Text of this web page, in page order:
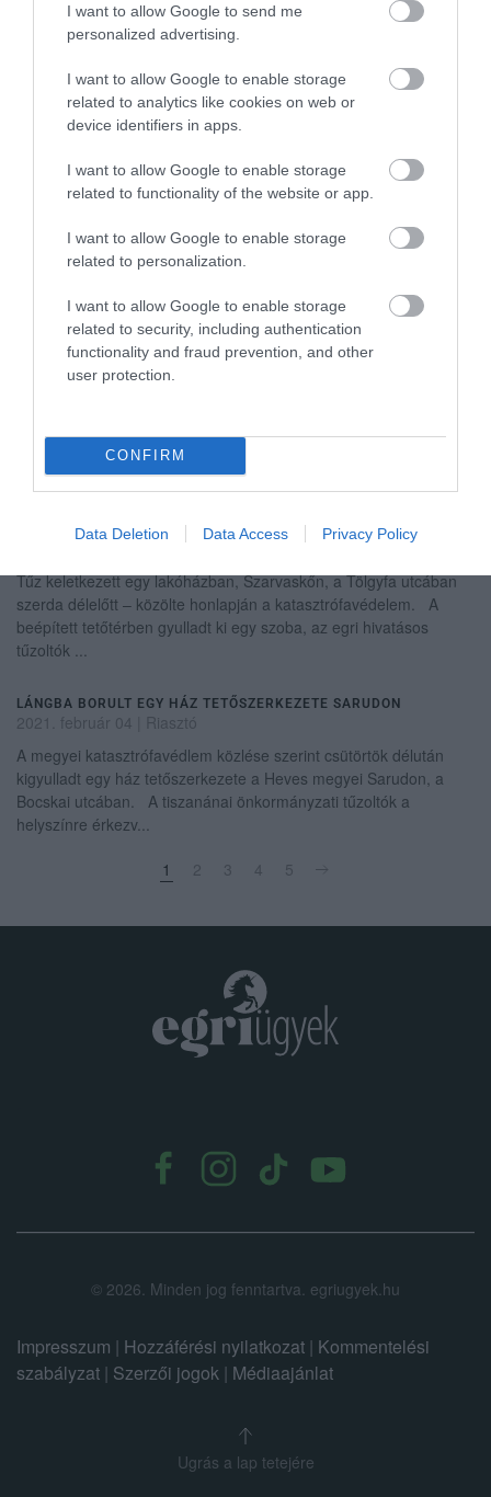
I want to allow Google to send me
personalized advertising.
I want to allow Google to enable storage
related to analytics like cookies on web or
device identifiers in apps.
I want to allow Google to enable storage
related to functionality of the website or app.
I want to allow Google to enable storage
related to personalization.
I want to allow Google to enable storage
related to security, including authentication
functionality and fraud prevention, and other
user protection.
CONFIRM
Data Deletion Data Access Privacy Policy
Tűzifa égett egy családi ház húsz négyzetméteres pincéjében
Lőrinciben, a Béke utcában – adta hírül vasárnap délután a
megyei katasztrófavédelem. A tűzhöz a hatvani hivatásos
tűzoltók vonultak ...
SZILVÁSVÁRAD KÖZÖTT – FOTÓK
2021. január 25 |Környék ügye
tizenegy alkalommal adott munkát a havas időjárás hétfőn
reggeltől a délutáni órákig. A felázott talaj miatt a hó súlya alatt
TŰZBE BORULT EGY CSALÁDI HÁZ PINCÉJE FELSŐTÁRKÁNYBAN
2021. február 01|Riasztó
Tűz volt egy családi ház pincehelyiségében hétfő reggel a Heves
megyei katasztrófavédelem. A tűzhöz Egerből riasztották a
HELYSZÍNRŐL
Riasztó
Tűz keletkezett egy lakóházban, Szarvaskőn, a Tölgyfa utcában
szerda délelőtt – közölte honlapján a katasztrófavédelem. A
beépített tetőtérben gyulladt ki egy szoba, az egri hivatásos
tűzoltók ...
LÁNGBA BORULT EGY HÁZ TETŐSZERKEZETE SARUDON
2021. február 04
Riasztó
A megyei katasztrófavédlem közlése szerint csütörtök délután
kigyulladt egy ház tetőszerkezete a Heves megyei Sarudon, a
Bocskai utcában. A tiszanánai önkormányzati tűzoltók a
helyszínre érkezv...
1 2 3 4 5
© 2026. Minden jog fenntartva. egriugyek.hu
Impresszum | Hozzáférési nyilatkozat | Kommentelési
szabályzat | Szerzői jogok | Médiaajánlat
Ugrás a lap tetejére